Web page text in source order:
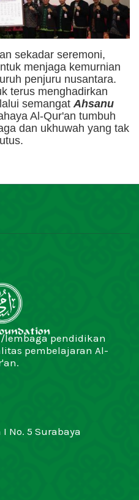
sekadar seremoni,
menjaga kemurnian
penjuru nusantara.
terus menghadirkan
semangat Ahsanu
Al-Qur'an tumbuh
dan ukhuwah yang tak
lembaga pendidikan
pembelajaran Al-
No. 5 Surabaya